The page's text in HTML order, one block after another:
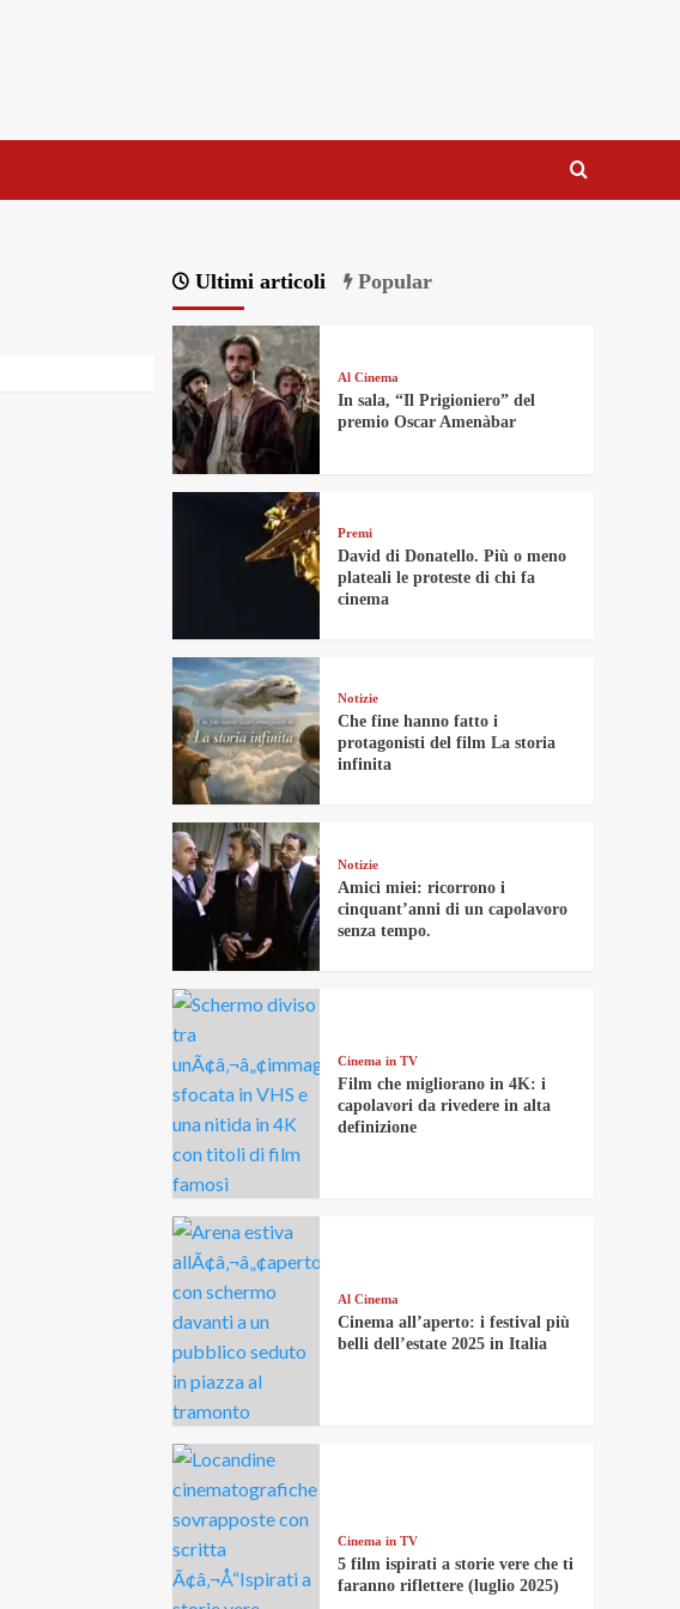
Ultimi articoli Popular
Al Cinema
In sala, “Il Prigioniero” del
premio Oscar Amenàbar
Premi
David di Donatello. Più o meno
plateali le proteste di chi fa
cinema
Notizie
Che fine hanno fatto i
protagonisti del film La storia
infinita
Notizie
Amici miei: ricorrono i
cinquant’anni di un capolavoro
senza tempo.
Cinema in TV
Film che migliorano in 4K: i
capolavori da rivedere in alta
definizione
Al Cinema
Cinema all’aperto: i festival più
belli dell’estate 2025 in Italia
Cinema in TV
5 film ispirati a storie vere che ti
faranno riflettere (luglio 2025)